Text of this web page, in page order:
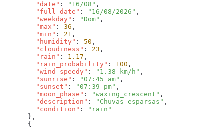
        "date"
: "16/08"
        "full_date"
: "16/08/2026"
        "weekday"
: "Dom"
        "max"
: 36
        "min"
: 21
        "humidity"
: 50
        "cloudiness"
: 23
        "rain"
: 1.17
        "rain_probability"
: 100
        "wind_speedy"
: "1.38 km/h"
        "sunrise"
: "07:45 am"
        "sunset"
: "07:39 pm"
        "moon_phase"
: "waxing_crescent"
        "description"
: "Chuvas esparsas"
        "condition"
: